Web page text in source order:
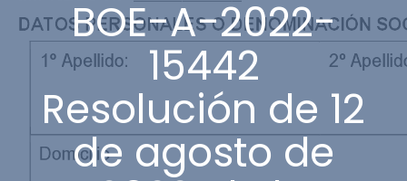
BOE-A-2022-
15442
Resolución de 12
de agosto de